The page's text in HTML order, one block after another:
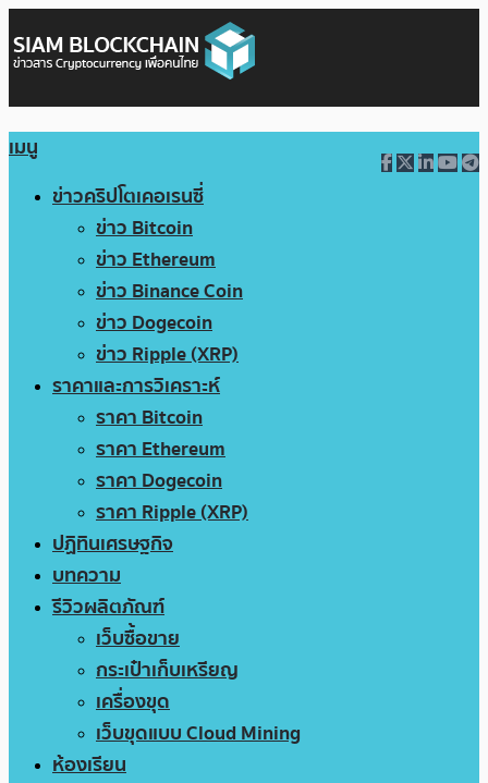
เมนู
ข่าวคริปโตเคอเรนซี่
ข่าว Bitcoin
ข่าว Ethereum
ข่าว Binance Coin
ข่าว Dogecoin
ข่าว Ripple (XRP)
ราคาและการวิเคราะห์
ราคา Bitcoin
ราคา Ethereum
ราคา Dogecoin
ราคา Ripple (XRP)
ปฏิทินเศรษฐกิจ
บทความ
รีวิวผลิตภัณฑ์
เว็บซื้อขาย
กระเป๋าเก็บเหรียญ
เครื่องขุด
เว็บขุดแบบ Cloud Mining
ห้องเรียน